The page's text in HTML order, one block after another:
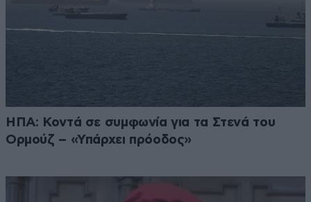
ΗΠΑ: Κοντά σε συμφωνία για τα Στενά του
Ορμούζ – «Υπάρχει πρόοδος»